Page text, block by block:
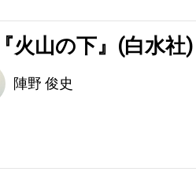
『火山の下』(白水社)
陣野 俊史